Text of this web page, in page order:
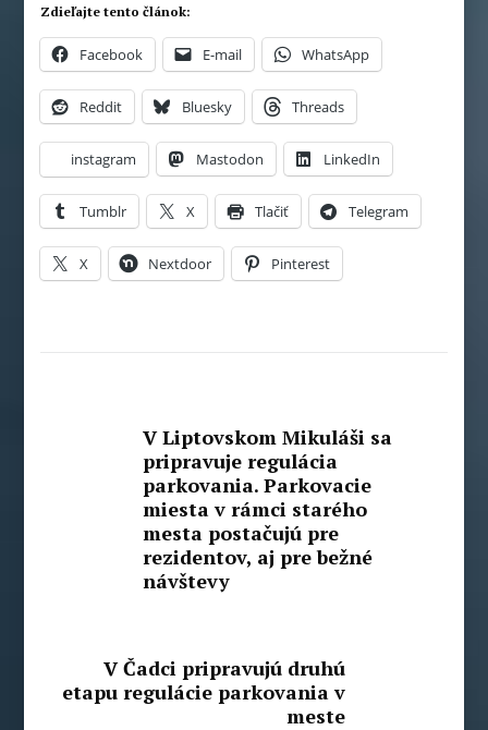
Zdieľajte tento článok:
Facebook E-mail WhatsApp
Reddit Bluesky Threads
instagram Mastodon LinkedIn
Tumblr X Tlačiť Telegram
X Nextdoor Pinterest
V Liptovskom Mikuláši sa
pripravuje regulácia
parkovania. Parkovacie
miesta v rámci starého
mesta postačujú pre
rezidentov, aj pre bežné
návštevy
V Čadci pripravujú druhú
etapu regulácie parkovania v
meste